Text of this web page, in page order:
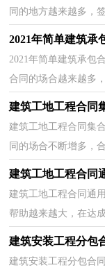
同的地方越来越多，
2021年简单建筑承
2021年简单建筑承包
合同的场合越来越多
建筑工地工程合同
建筑工地工程合同集
同的场合不断增多，
建筑工地工程合同
建筑工地工程合同通
帮助越来越大，在达
那么合同书的格式，
建筑安装工程分包
建筑安装工程分包合